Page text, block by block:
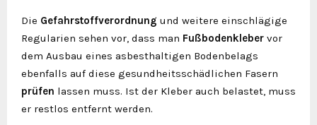
Die Gefahrstoffverordnung und weitere einschlägige
Regularien sehen vor, dass man Fußbodenkleber vor
dem Ausbau eines asbesthaltigen Bodenbelags
ebenfalls auf diese gesundheitsschädlichen Fasern
prüfen lassen muss. Ist der Kleber auch belastet, muss
er restlos entfernt werden.